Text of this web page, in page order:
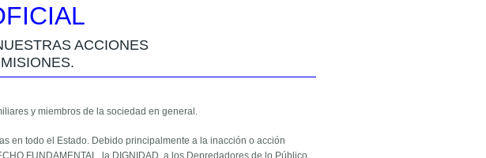
ACCIONES
y miembros de la sociedad en general.
en todo el Estado. Debido principalmente a la inacción o acción
FUNDAMENTAL, la DIGNIDAD, a los Depredadores de lo Público.